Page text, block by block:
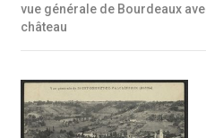
vue générale de Bourdeaux
château